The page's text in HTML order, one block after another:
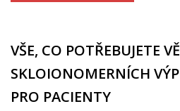
VŠE, CO POTŘEBUJETE
SKLOIONOMERNÍCH
PRO PACIENTY